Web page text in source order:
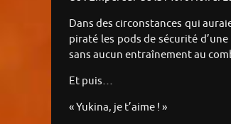
Dans des circonstances qui
piraté les pods de sécurité
sans aucun entraînement au
Et puis…
« Yukina, je t’aime ! »